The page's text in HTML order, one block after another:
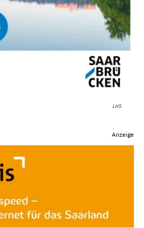
LHS
Anzeige